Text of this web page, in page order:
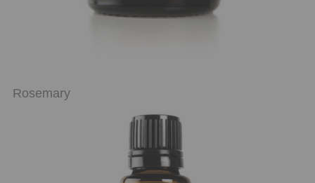
Rosemary